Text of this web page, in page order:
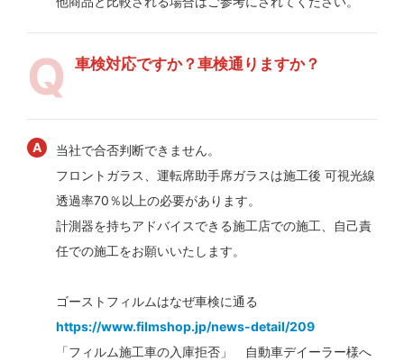
車検対応ですか？車検通りますか？
当社で合否判断できません。
フロントガラス、運転席助手席ガラスは施工後 可視光線
透過率70％以上の必要があります。
計測器を持ちアドバイスできる施工店での施工、自己責
任での施工をお願いいたします。
ゴーストフィルムはなぜ車検に通る
https://www.filmshop.jp/news-detail/209
「フィルム施工車の入庫拒否」 自動車デイーラー様へ